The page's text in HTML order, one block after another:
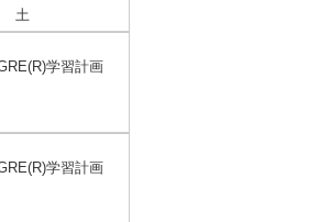
土
学習計画
学習計画